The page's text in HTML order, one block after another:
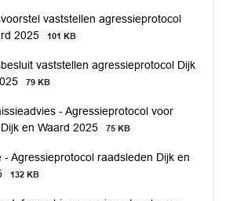
vaststellen agressieprotocol
2025
101 KB
vaststellen agressieprotocol Dijk
79 KB
- Agressieprotocol voor
en Waard 2025
75 KB
- Agressieprotocol raadsleden Dijk en
132 KB